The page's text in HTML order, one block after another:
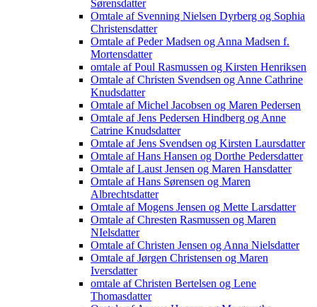
Sørensdatter
Omtale af Svenning Nielsen Dyrberg og Sophia
Christensdatter
Omtale af Peder Madsen og Anna Madsen f.
Mortensdatter
omtale af Poul Rasmussen og Kirsten Henriksen
Omtale af Christen Svendsen og Anne Cathrine
Knudsdatter
Omtale af Michel Jacobsen og Maren Pedersen
Omtale af Jens Pedersen Hindberg og Anne
Catrine Knudsdatter
Omtale af Jens Svendsen og Kirsten Laursdatter
Omtale af Hans Hansen og Dorthe Pedersdatter
Omtale af Laust Jensen og Maren Hansdatter
Omtale af Hans Sørensen og Maren
Albrechtsdatter
Omtale af Mogens Jensen og Mette Larsdatter
Omtale af Chresten Rasmussen og Maren
NIelsdatter
Omtale af Christen Jensen og Anna Nielsdatter
Omtale af Jørgen Christensen og Maren
Iversdatter
omtale af Christen Bertelsen og Lene
Thomasdatter